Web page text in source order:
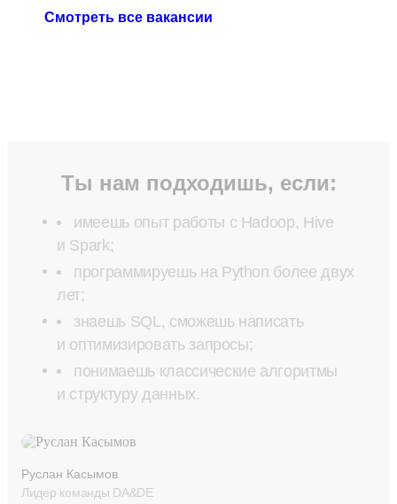
Смотреть все вакансии
Руслан Касымов
Лидер команды DA&DE
Ты нам подходишь, если:
имеешь опыт работы с Hadoop, Hive
и Spark;
программируешь на Python более двух
лет;
знаешь SQL, сможешь написать
и оптимизировать запросы;
понимаешь классические алгоритмы
и структуру данных.